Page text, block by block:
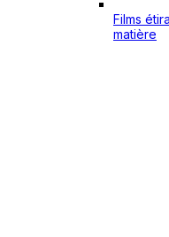
Films
matière